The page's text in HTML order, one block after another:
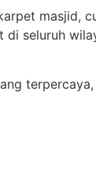
masjid,
seluruh